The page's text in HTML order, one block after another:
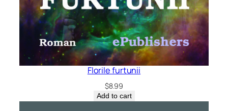
Florile furtunii
$8.99
Add to cart